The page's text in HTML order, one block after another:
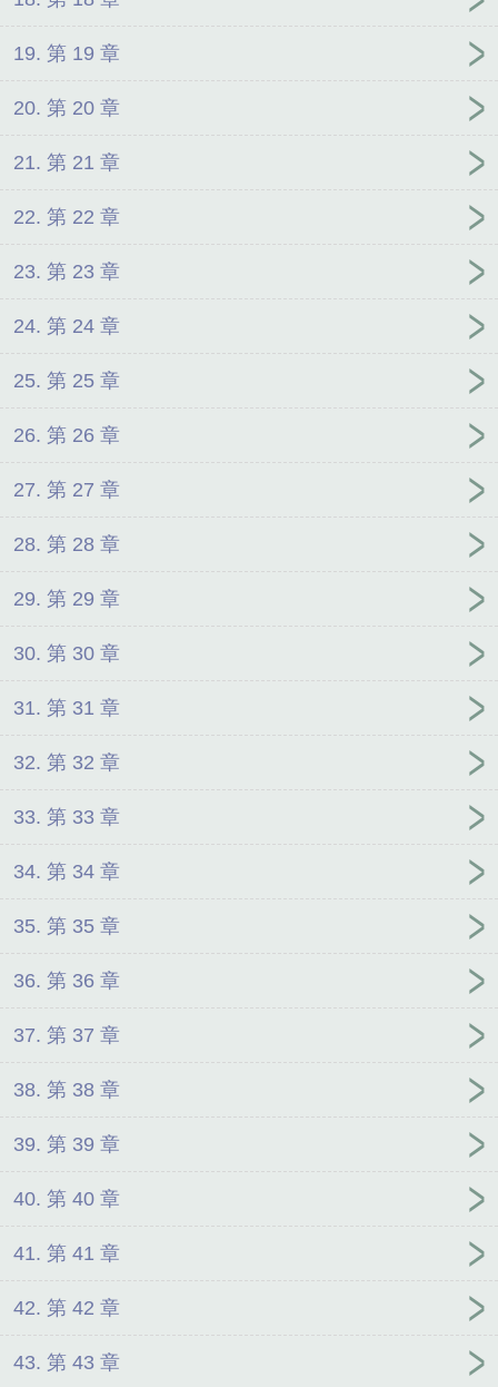
19. 第 19 章
20. 第 20 章
21. 第 21 章
22. 第 22 章
23. 第 23 章
24. 第 24 章
25. 第 25 章
26. 第 26 章
27. 第 27 章
28. 第 28 章
29. 第 29 章
30. 第 30 章
31. 第 31 章
32. 第 32 章
33. 第 33 章
34. 第 34 章
35. 第 35 章
36. 第 36 章
37. 第 37 章
38. 第 38 章
39. 第 39 章
40. 第 40 章
41. 第 41 章
42. 第 42 章
43. 第 43 章